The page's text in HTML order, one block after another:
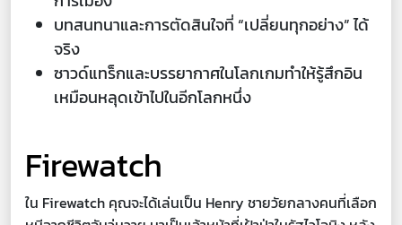
บทสนทนาและการตัดสินใจที่ “เปลี่ยนทุกอย่าง” ได้
จริง
ซาวด์แทร็กและบรรยากาศในโลกเกมทำให้รู้สึกอิน
เหมือนหลุดเข้าไปในอีกโลกหนึ่ง
Firewatch
ใน Firewatch คุณจะได้เล่นเป็น Henry ชายวัยกลางคนที่เลือก